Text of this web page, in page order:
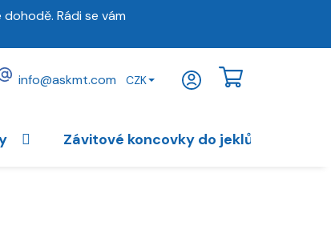
Rádi se vám
info@askmt.com CZK
KOŠÍK
Závitové koncovky do jeklů